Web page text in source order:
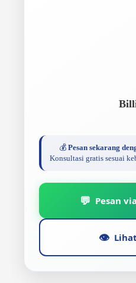
💰 Pesan sekarang
Konsultasi gratis sesuai
💬 Pesan
👁️